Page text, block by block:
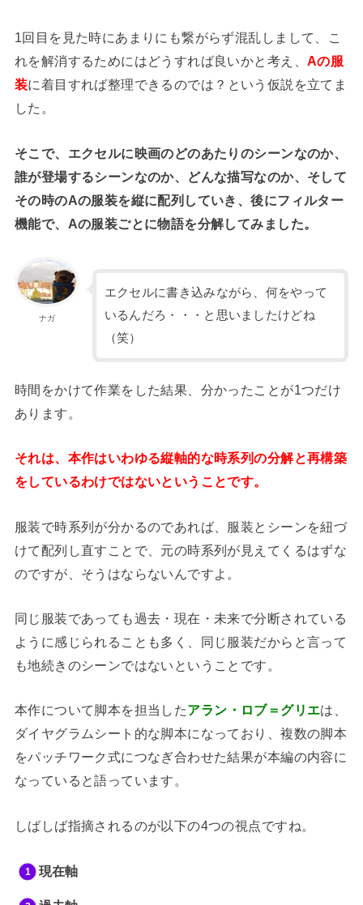
1回目を見た時にあまりにも繋がらず混乱しまして、こ
れを解消するためにはどうすれば良いかと考え、 Aの服
装に着目すれば整理できるのでは？という仮説を立てま
した。
そこで、エクセルに映画のどのあたりのシーンなのか、
誰が登場するシーンなのか、どんな描写なのか、そして
その時のAの服装を縦に配列していき、後にフィルター
機能で、Aの服装ごとに物語を分解してみました。
ナガ
エクセルに書き込みながら、何をやって
いるんだろ・・・と思いましたけどね
（笑）
時間をかけて作業をした結果、分かったことが1つだけ
あります。
それは、本作はいわゆる縦軸的な時系列の分解と再構築
をしているわけではないということです。
服装で時系列が分かるのであれば、服装とシーンを紐づ
けて配列し直すことで、元の時系列が見えてくるはずな
のですが、そうはならないんですよ。
同じ服装であっても過去・現在・未来で分断されている
ように感じられることも多く、同じ服装だからと言って
も地続きのシーンではないということです。
本作について脚本を担当したアラン・ロブ＝グリエは、
ダイヤグラムシート的な脚本になっており、複数の脚本
をパッチワーク式につなぎ合わせた結果が本編の内容に
なっていると語っています。
しばしば指摘されるのが以下の4つの視点ですね。
現在軸